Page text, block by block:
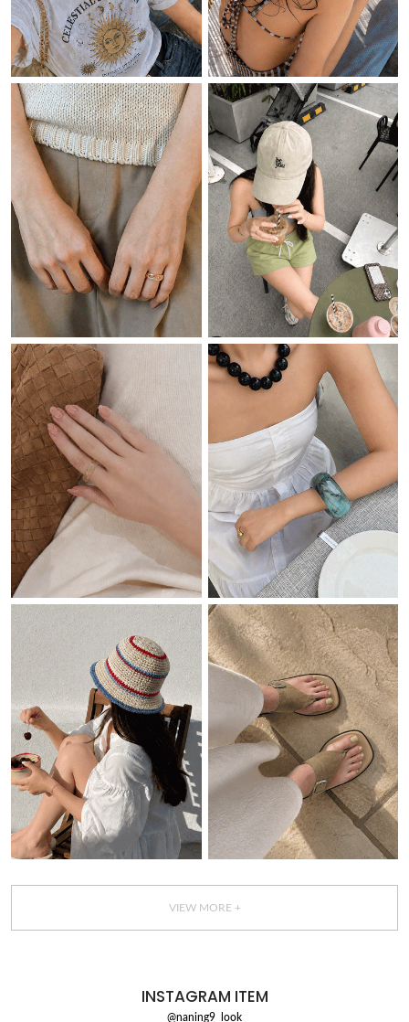
VIEW MORE +
INSTAGRAM ITEM
@naning9_look